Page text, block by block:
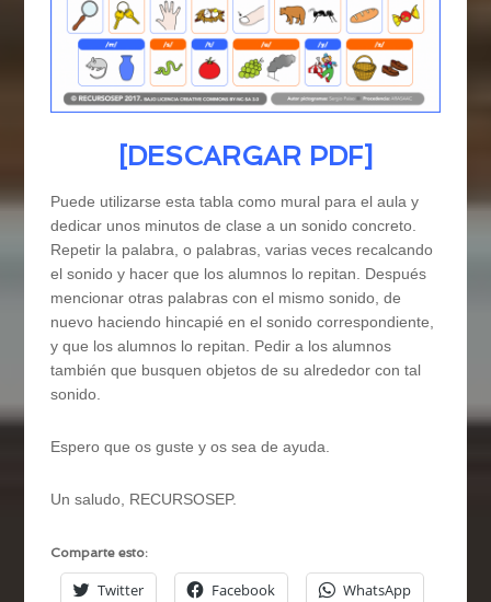
[DESCARGAR PDF]
Puede utilizarse esta tabla como mural para el aula y
dedicar unos minutos de clase a un sonido concreto.
Repetir la palabra, o palabras, varias veces recalcando
el sonido y hacer que los alumnos lo repitan. Después
mencionar otras palabras con el mismo sonido, de
nuevo haciendo hincapié en el sonido correspondiente,
y que los alumnos lo repitan. Pedir a los alumnos
también que busquen objetos de su alrededor con tal
sonido.
Espero que os guste y os sea de ayuda.
Un saludo, RECURSOSEP.
Comparte esto:
Twitter Facebook WhatsApp